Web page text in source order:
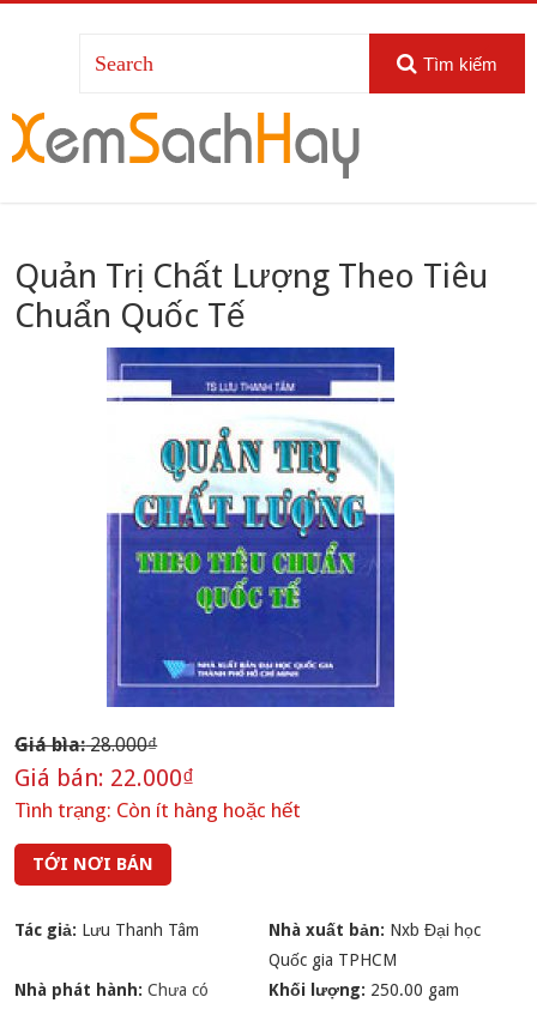
Tìm kiếm
Quản Trị Chất Lượng Theo Tiêu
Chuẩn Quốc Tế
Giá bìa:28.000₫
Giá bán: 22.000₫
Tình trạng: Còn ít hàng hoặc hết
TỚI NƠI BÁN
Tác giả: Lưu Thanh Tâm Nhà xuất bản: Nxb Đại học
Quốc gia TPHCM
Nhà phát hành:Chưa có Khối lượng: 250.00 gam